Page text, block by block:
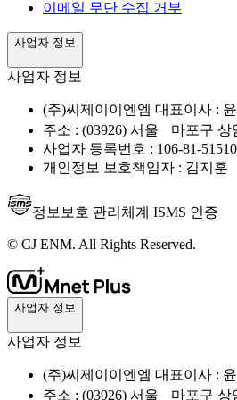
이메일 무단 수집 거부
사업자 정보
사업자 정보
(주)씨제이이엔엠 대표이사 :
주소 : (03926) 서울 마포구 상
사업자 등록번호 : 106-81-51510
개인정보 보호책임자 : 김지훈
정보보호 관리체계 ISMS 인증
© CJ ENM. All Rights Reserved.
사업자 정보
사업자 정보
(주)씨제이이엔엠 대표이사 :
주소 : (03926) 서울 마포구 상